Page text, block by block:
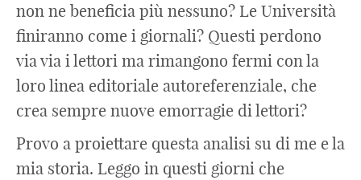
non ne beneficia più nessuno? Le Università
finiranno come i giornali? Questi perdono
via via i lettori ma rimangono fermi con la
loro linea editoriale autoreferenziale, che
crea sempre nuove emorragie di lettori?
Provo a proiettare questa analisi su di me e la
mia storia. Leggo in questi giorni che